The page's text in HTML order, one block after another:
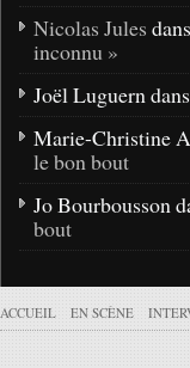
Nicolas Jules dans
inconnu »
Joël Luguern dans
Marie-Christine
le bon bout
Jo Bourbousson
bout
ACCUEIL EN SCÈNE